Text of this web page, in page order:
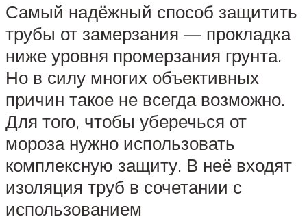
Самый надёжный способ защитить
трубы от замерзания — прокладка
ниже уровня промерзания грунта.
Но в силу многих объективных
причин такое не всегда возможно.
Для того, чтобы уберечься от
мороза нужно использовать
комплексную защиту. В неё входят
изоляция труб в сочетании с
использованием